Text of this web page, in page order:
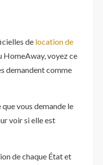
de location de
HomeAway, voyez ce
demandent comme
vous demande le
voir si elle est
de chaque État et